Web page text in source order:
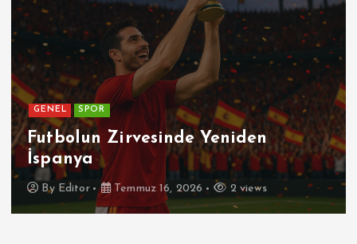
GENEL SPOR
Futbolun Zirvesinde Yeniden
İspanya
By Editor Temmuz 16, 2026 2 views